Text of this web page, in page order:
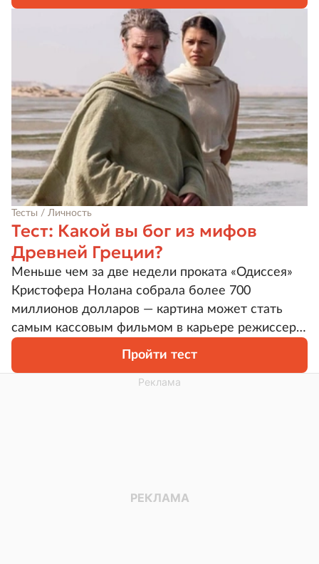
посоветуем вам, что посмотреть и послушать!
Тесты / Личность
Тест: Какой вы бог из мифов
Древней Греции?
Меньше чем за две недели проката «Одиссея»
Кристофера Нолана собрала более 700
миллионов долларов — картина может стать
самым кассовым фильмом в карьере режиссера,
несмотря на ожесточенные споры из-за
кастинга. Раз уж мифы Древней Греции с их
могущественными богами, храбрыми воителями
Пройти тест